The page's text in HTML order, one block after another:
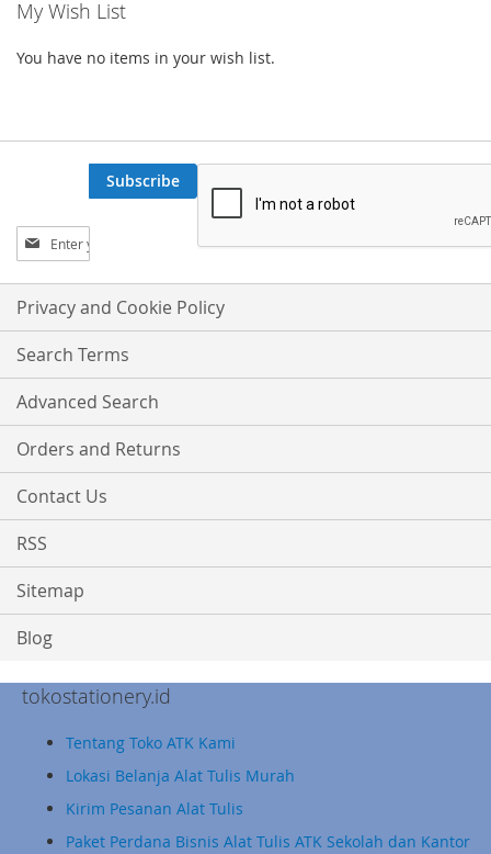
My Wish List
You have no items in your wish list.
Sign
Up
for
Our
Newsletter:
Subscribe
Privacy and Cookie Policy
Search Terms
Advanced Search
Orders and Returns
Contact Us
RSS
Sitemap
Blog
tokostationery.id
Tentang Toko ATK Kami
Lokasi Belanja Alat Tulis Murah
Kirim Pesanan Alat Tulis
Paket Perdana Bisnis Alat Tulis ATK Sekolah dan Kantor